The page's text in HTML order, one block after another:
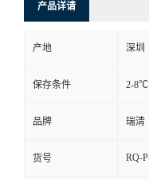
产品详请
产地 深圳
保存条件 2-8℃
品牌 瑞清
货号 RQ-